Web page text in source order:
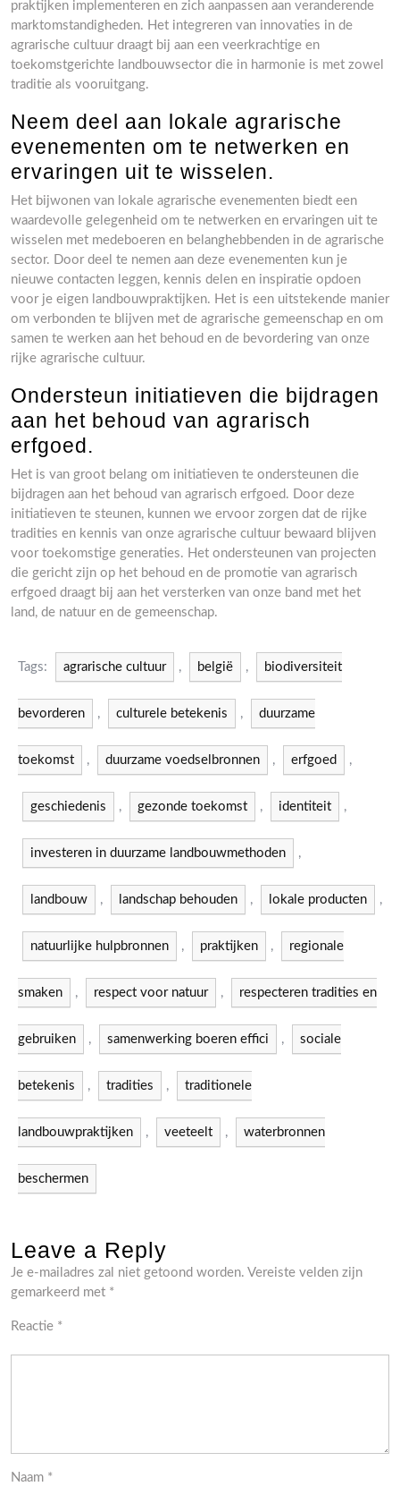
praktijken implementeren en zich aanpassen aan veranderende
marktomstandigheden. Het integreren van innovaties in de
agrarische cultuur draagt bij aan een veerkrachtige en
toekomstgerichte landbouwsector die in harmonie is met zowel
traditie als vooruitgang.
Neem deel aan lokale agrarische
evenementen om te netwerken en
ervaringen uit te wisselen.
Het bijwonen van lokale agrarische evenementen biedt een
waardevolle gelegenheid om te netwerken en ervaringen uit te
wisselen met medeboeren en belanghebbenden in de agrarische
sector. Door deel te nemen aan deze evenementen kun je
nieuwe contacten leggen, kennis delen en inspiratie opdoen
voor je eigen landbouwpraktijken. Het is een uitstekende manier
om verbonden te blijven met de agrarische gemeenschap en om
samen te werken aan het behoud en de bevordering van onze
rijke agrarische cultuur.
Ondersteun initiatieven die bijdragen
aan het behoud van agrarisch
erfgoed.
Het is van groot belang om initiatieven te ondersteunen die
bijdragen aan het behoud van agrarisch erfgoed. Door deze
initiatieven te steunen, kunnen we ervoor zorgen dat de rijke
tradities en kennis van onze agrarische cultuur bewaard blijven
voor toekomstige generaties. Het ondersteunen van projecten
die gericht zijn op het behoud en de promotie van agrarisch
erfgoed draagt bij aan het versterken van onze band met het
land, de natuur en de gemeenschap.
Tags: agrarische cultuur , belgië , biodiversiteit
bevorderen , culturele betekenis , duurzame
toekomst , duurzame voedselbronnen , erfgoed ,
geschiedenis , gezonde toekomst , identiteit ,
investeren in duurzame landbouwmethoden ,
landbouw , landschap behouden , lokale producten ,
natuurlijke hulpbronnen , praktijken , regionale
smaken , respect voor natuur , respecteren tradities en
gebruiken , samenwerking boeren effici , sociale
betekenis , tradities , traditionele
landbouwpraktijken , veeteelt , waterbronnen
beschermen
Leave a Reply
Je e-mailadres zal niet getoond worden. Vereiste velden zijn
gemarkeerd met *
Reactie *
Naam *